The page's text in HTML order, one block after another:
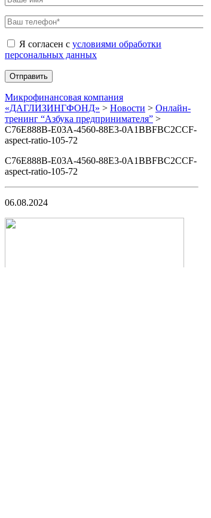
Я согласен с условиями обработки
персональных данных
Микрофинансовая компания
«ДАГЛИЗИНГФОНД» > Новости > Онлайн-
тренинг “Азбука предпринимателя” >
C76E888B-E03A-4560-88E3-0A1BBFBC2CCF-
aspect-ratio-105-72
C76E888B-E03A-4560-88E3-0A1BBFBC2CCF-
aspect-ratio-105-72
06.08.2024